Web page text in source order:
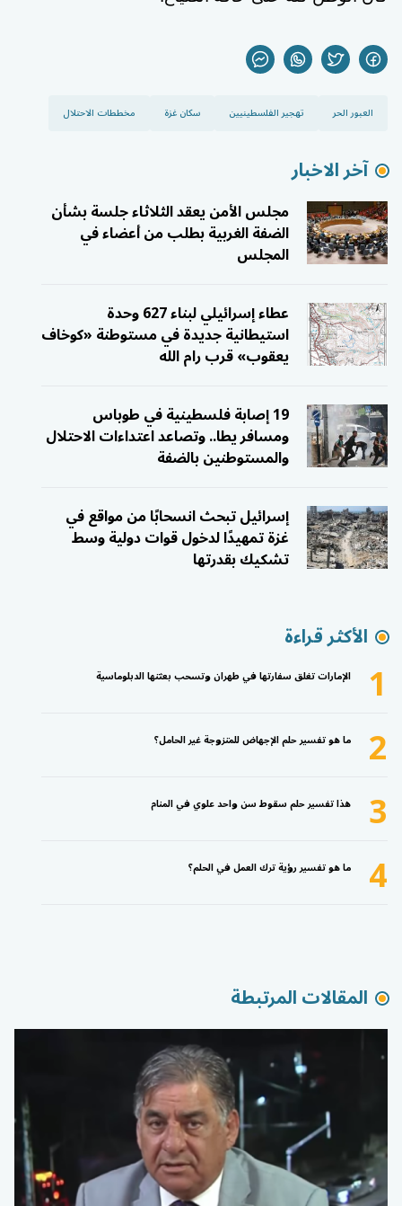
العبور الحر تهجير الفلسطينيين سكان غزة مخططات الاحتلال
آخر الاخبار
مجلس الأمن يعقد الثلاثاء جلسة بشأن
الضفة الغربية بطلب من أعضاء في
المجلس
عطاء إسرائيلي لبناء 627 وحدة
استيطانية جديدة في مستوطنة «كوخاف
يعقوب» قرب رام الله
19 إصابة فلسطينية في طوباس
ومسافر يطا.. وتصاعد اعتداءات الاحتلال
والمستوطنين بالضفة
إسرائيل تبحث انسحابًا من مواقع في
غزة تمهيدًا لدخول قوات دولية وسط
تشكيك بقدرتها
الأكثر قراءة
1 الإمارات تغلق سفارتها في طهران وتسحب بعثتها الدبلوماسية
2 ما هو تفسير حلم الإجهاض للمتزوجة غير الحامل؟
3 هذا تفسير حلم سقوط سن واحد علوي في المنام
4 ما هو تفسير رؤية ترك العمل في الحلم؟
المقالات المرتبطة